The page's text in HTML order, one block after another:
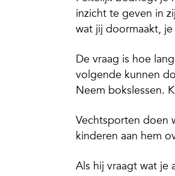
inzicht te geven in
wat jij doormaakt,
De vraag is hoe
volgende kunnen
Neem bokslessen.
Vechtsporten doen
kinderen aan hem
Als hij vraagt wat je